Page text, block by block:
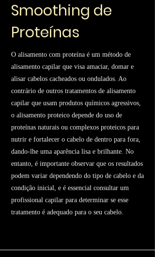
Smoothing de
Proteínas
O alisamento com proteína é um método de
alisamento capilar que visa amaciar, domar e
alisar cabelos cacheados ou ondulados. Ao
contrário de outros tratamentos de alisamento
capilar que usam produtos químicos agressivos,
o alisamento proteico depende do uso de
proteínas naturais ou complexos proteicos para
nutrir e fortalecer o cabelo de dentro para fora,
dando-lhe uma aparência lisa e brilhante. No
entanto, é importante observar que os resultados
podem variar dependendo do tipo de cabelo e da
condição inicial, e é essencial consultar um
profissional capilar para determinar se esse
tratamento é adequado para o seu cabelo.